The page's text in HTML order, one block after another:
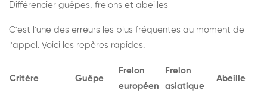
Différencier guêpes, frelons et abeilles
C'est l'une des erreurs les plus fréquentes au moment de
l'appel. Voici les repères rapides.
Critère Guêpe
Frelon
européen
Frelon
asiatique
Abeille